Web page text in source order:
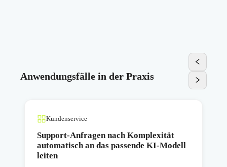
Anwendungsfälle in der Praxis
Kundenservice
Support-Anfragen nach Komplexität
automatisch an das passende KI-Modell
leiten